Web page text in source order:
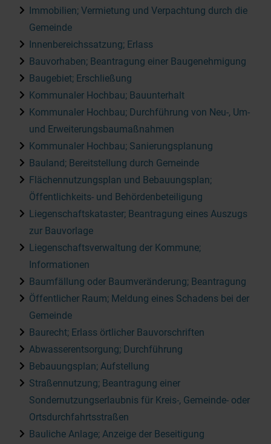
Immobilien; Vermietung und Verpachtung durch die
Gemeinde
Innenbereichssatzung; Erlass
Bauvorhaben; Beantragung einer Baugenehmigung
Baugebiet; Erschließung
Kommunaler Hochbau; Bauunterhalt
Kommunaler Hochbau; Durchführung von Neu-, Um-
und Erweiterungsbaumaßnahmen
Kommunaler Hochbau; Sanierungsplanung
Bauland; Bereitstellung durch Gemeinde
Flächennutzungsplan und Bebauungsplan;
Öffentlichkeits- und Behördenbeteiligung
Liegenschaftskataster; Beantragung eines Auszugs
zur Bauvorlage
Liegenschaftsverwaltung der Kommune;
Informationen
Baumfällung oder Baumveränderung; Beantragung
Öffentlicher Raum; Meldung eines Schadens bei der
Gemeinde
Baurecht; Erlass örtlicher Bauvorschriften
Abwasserentsorgung; Durchführung
Bebauungsplan; Aufstellung
Straßennutzung; Beantragung einer
Sondernutzungserlaubnis für Kreis-, Gemeinde- oder
Ortsdurchfahrtsstraßen
Bauliche Anlage; Anzeige der Beseitigung